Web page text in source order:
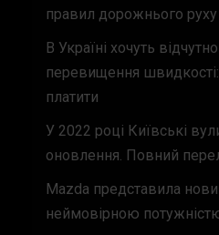
правил дорожнього
В Україні хочуть
перевищення
платити
У 2022 році Київські
оновлення. Повний
Mazda представила
неймовірною